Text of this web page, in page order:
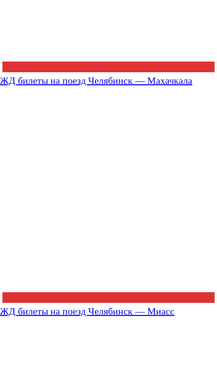
ЖД билеты на поезд Челябинск — Махачкала
ЖД билеты на поезд Челябинск — Миасс